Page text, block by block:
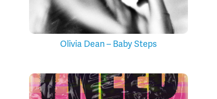
Olivia Dean – Baby Steps